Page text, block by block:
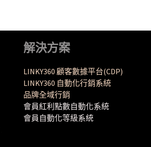
解決方案
LINKY360 顧客數據平台(CDP)
LINKY360 自動化行銷系統
品牌全域行銷
會員紅利點數自動化系統
會員自動化等級系統